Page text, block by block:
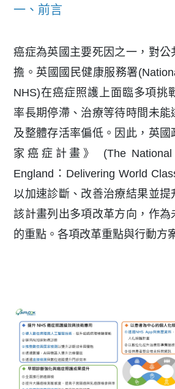
一、前言
癌症為英國主要死因之一，對公
擔。英國國民健康服務署
NHS)在癌症照護上面臨多項挑
率長期停滯、治療等待時間未能
及整體存活率偏低。因此，英國
家癌症計畫》 (The National
England：Delivering World
以加速診斷、改善治療結果並提
該計畫列出多項改革方向，作為
的重點。各項改革重點與行動方